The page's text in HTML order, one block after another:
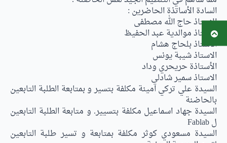
السادة الأساتذة الحاضرين :
الاستاذ حاج الله مصطفى
الاستاذ موالدية عبد الحفيظ
الاستاذ بلحاج هشام
الاستاذ شيبة يونس
الأستاذة حريحري وداد
الاستاذ سمير شادلي
السيدة علي تركي امينة مكلفة بتسير و بمتابعة الطلبة التابعين
بالحاضنة
السيدة جهاد اسماعيل مكلفة بتسيير. و متابعة الطلبة التابعين
ل Fablab
السيدة مسعودي كوثر مكلفة بمتابعة و تسير طلبة التابعين